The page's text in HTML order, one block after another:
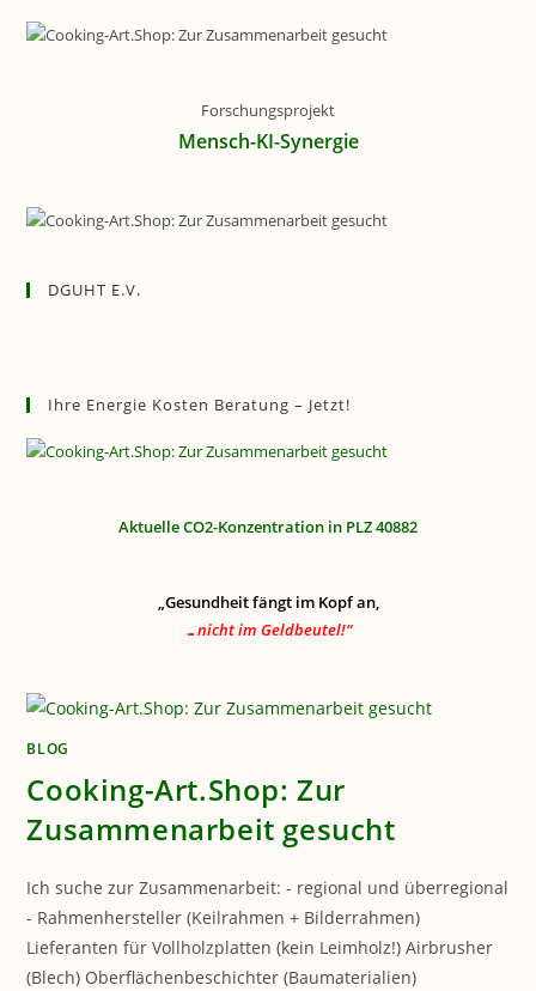
Forschungsprojekt
Mensch-KI-Synergie
DGUHT E.V.
Ihre Energie Kosten Beratung – Jetzt!
Aktuelle CO2-Konzentration in PLZ 40882
„Gesundheit fängt im Kopf an,
…nicht im Geldbeutel!“
BLOG
Cooking-Art.Shop: Zur
Zusammenarbeit gesucht
Ich suche zur Zusammenarbeit: - regional und überregional
- Rahmenhersteller (Keilrahmen + Bilderrahmen)
Lieferanten für Vollholzplatten (kein Leimholz!) Airbrusher
(Blech) Oberflächenbeschichter (Baumaterialien)